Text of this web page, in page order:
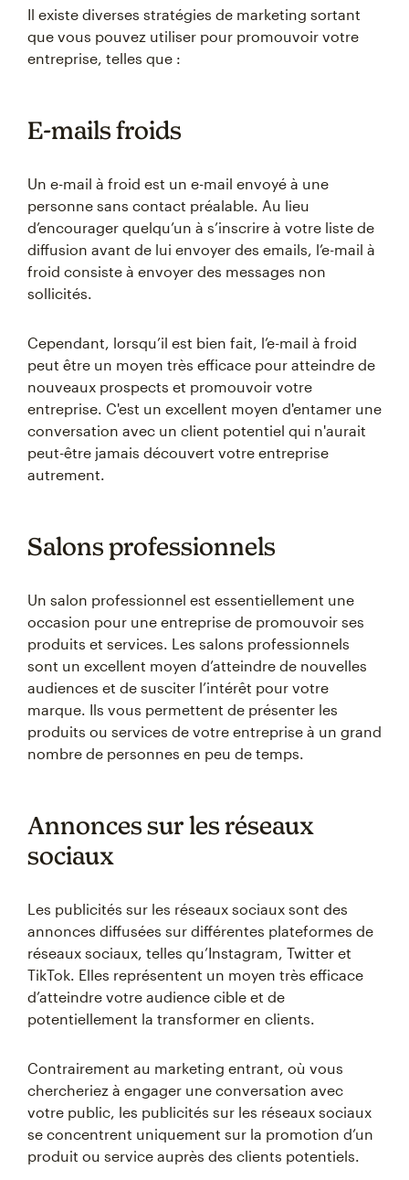
Il existe diverses stratégies de marketing sortant
que vous pouvez utiliser pour promouvoir votre
entreprise, telles que :
E-mails froids
Un e-mail à froid est un e-mail envoyé à une
personne sans contact préalable. Au lieu
d’encourager quelqu’un à s’inscrire à votre liste de
diffusion avant de lui envoyer des emails, l’e-mail à
froid consiste à envoyer des messages non
sollicités.
Cependant, lorsqu’il est bien fait, l’e-mail à froid
peut être un moyen très efficace pour atteindre de
nouveaux prospects et promouvoir votre
entreprise. C'est un excellent moyen d'entamer une
conversation avec un client potentiel qui n'aurait
peut-être jamais découvert votre entreprise
autrement.
Salons professionnels
Un salon professionnel est essentiellement une
occasion pour une entreprise de promouvoir ses
produits et services. Les salons professionnels
sont un excellent moyen d’atteindre de nouvelles
audiences et de susciter l’intérêt pour votre
marque. Ils vous permettent de présenter les
produits ou services de votre entreprise à un grand
nombre de personnes en peu de temps.
Annonces sur les réseaux
sociaux
Les publicités sur les réseaux sociaux sont des
annonces diffusées sur différentes plateformes de
réseaux sociaux, telles qu’Instagram, Twitter et
TikTok. Elles représentent un moyen très efficace
d’atteindre votre audience cible et de
potentiellement la transformer en clients.
Contrairement au marketing entrant, où vous
chercheriez à engager une conversation avec
votre public, les publicités sur les réseaux sociaux
se concentrent uniquement sur la promotion d’un
produit ou service auprès des clients potentiels.